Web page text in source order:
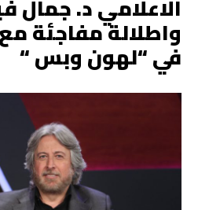
الاعلامي د. جمال
واطلالة مفاجئة
في “لهون وبس “